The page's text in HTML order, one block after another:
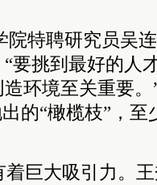
院特聘研究员吴
要挑到最好的人
环境至关重要
的“橄榄枝”，
着巨大吸引力。